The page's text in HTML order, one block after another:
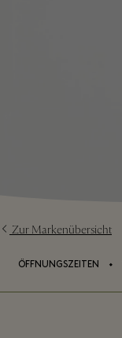
Zur Markenübersicht
ÖFFNUNGSZEITEN ⬩